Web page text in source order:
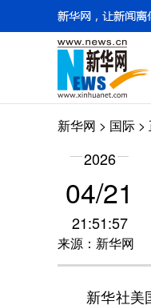
新华网 > 国际 >
2026
04/21
21:51:57
来源：新华网
新华社美国